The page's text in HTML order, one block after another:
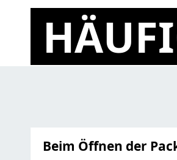
Beim Öffnen der